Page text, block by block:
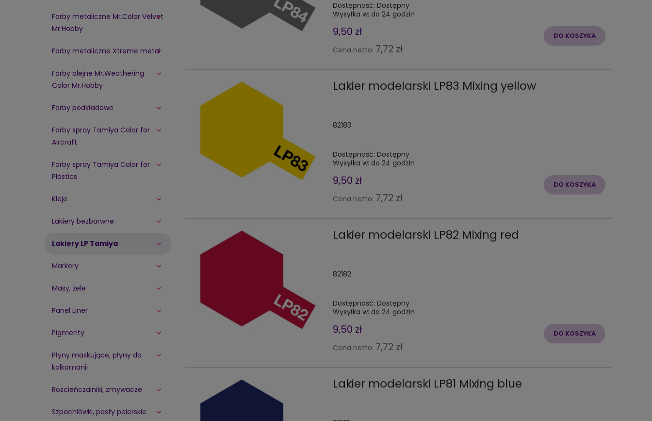
Farby metaliczne Mr.Color Velvet
Mr.Hobby
Farby metaliczne Xtreme metal
Farby olejne Mr.Weathering
Color Mr.Hobby
Farby podkładowe
Farby spray Tamiya Color for
Aircraft
Farby spray Tamiya Color for
Plastics
Kleje
Lakiery bezbarwne
Lakiery LP Tamiya
Markery
Masy, żele
Panel Liner
Pigmenty
Płyny maskujące, płyny do
kalkomanii
Rozcieńczalniki, zmywacze
Szpachlówki, pasty polerskie
Dostępność: Dostępny
Wysyłka w: do 24 godzin
9,50 zł
Cena netto: 7,72 zł
DO KOSZYKA
Lakier modelarski LP83 Mixing yellow
82183
Dostępność: Dostępny
Wysyłka w: do 24 godzin
9,50 zł
Cena netto: 7,72 zł
DO KOSZYKA
Lakier modelarski LP82 Mixing red
82182
Dostępność: Dostępny
Wysyłka w: do 24 godzin
9,50 zł
Cena netto: 7,72 zł
DO KOSZYKA
Lakier modelarski LP81 Mixing blue